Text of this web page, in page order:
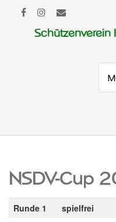
Schützenverein
NSDV-Cup
Runde 1 spielfrei